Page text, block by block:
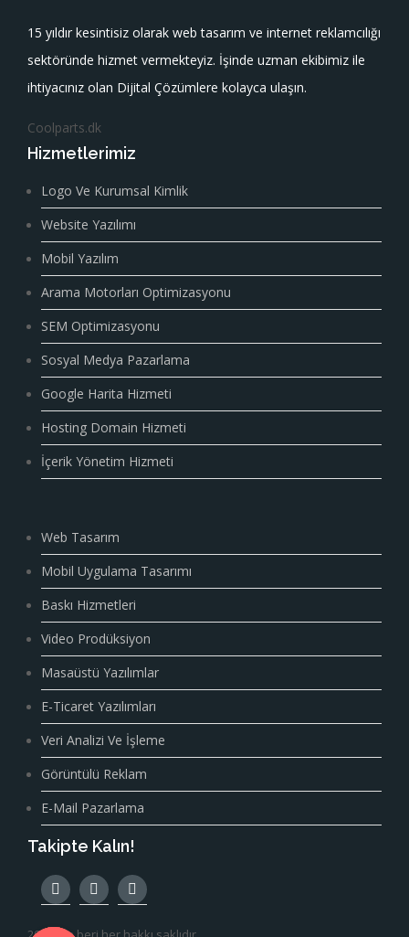
15 yıldır kesintisiz olarak web tasarım ve internet reklamcılığı
sektöründe hizmet vermekteyiz. İşinde uzman ekibimiz ile
ihtiyacınız olan Dijital Çözümlere kolayca ulaşın.
Coolparts.dk
Hizmetlerimiz
Logo Ve Kurumsal Kimlik
Website Yazılımı
Mobil Yazılım
Arama Motorları Optimizasyonu
SEM Optimizasyonu
Sosyal Medya Pazarlama
Google Harita Hizmeti
Hosting Domain Hizmeti
İçerik Yönetim Hizmeti
Web Tasarım
Mobil Uygulama Tasarımı
Baskı Hizmetleri
Video Prodüksiyon
Masaüstü Yazılımlar
E-Ticaret Yazılımları
Veri Analizi Ve İşleme
Görüntülü Reklam
E-Mail Pazarlama
Takipte Kalın!